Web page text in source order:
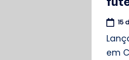
15
em